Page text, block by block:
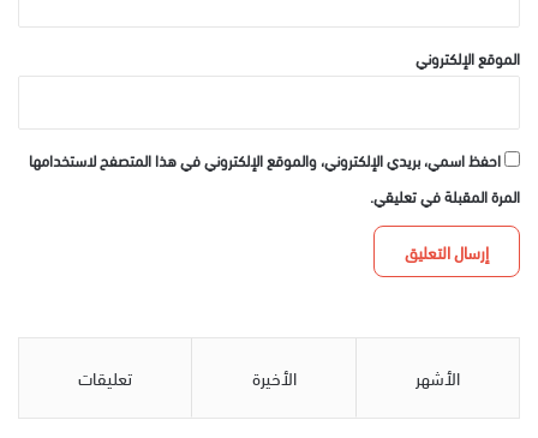
الموقع الإلكتروني
احفظ اسمي، بريدي الإلكتروني، والموقع الإلكتروني في هذا المتصفح لاستخدامها
المرة المقبلة في تعليقي.
الأشهر الأخيرة تعليقات